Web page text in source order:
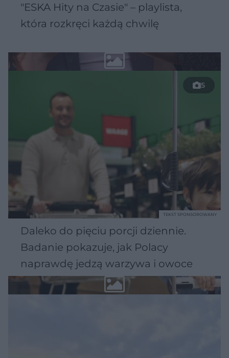
"ESKA Hity na Czasie" – playlista,
która rozkręci każdą chwilę
5
Daleko do pięciu porcji dziennie.
Badanie pokazuje, jak Polacy
naprawdę jedzą warzywa i owoce
TEKST SPONSOROWANY